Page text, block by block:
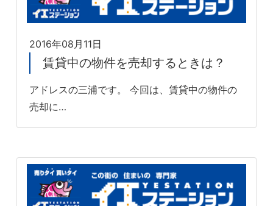
2016年08月11日
賃貸中の物件を売却するときは？
アドレスの三浦です。 今回は、賃貸中の物件の
売却に…